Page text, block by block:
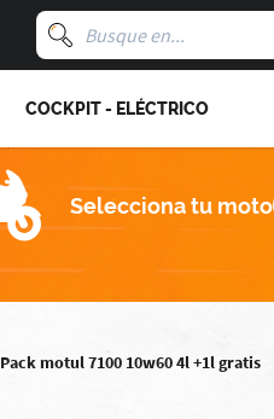
COCKPIT - ELÉCTRICO
Selecciona tu moto
Pack motul 7100 10w60 4l +1l gratis